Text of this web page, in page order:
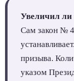
Увеличил ли
Сам закон №
призыва.
указом